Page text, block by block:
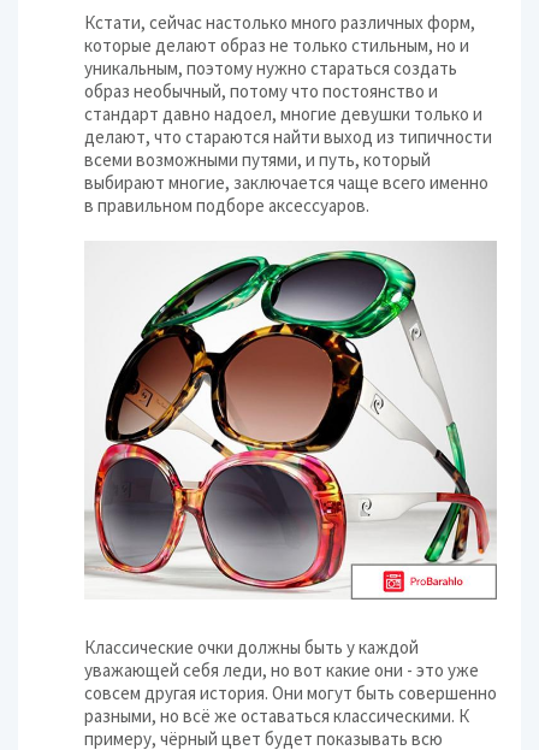
Кстати, сейчас настолько много различных форм,
которые делают образ не только стильным, но и
уникальным, поэтому нужно стараться создать
образ необычный, потому что постоянство и
стандарт давно надоел, многие девушки только и
делают, что стараются найти выход из типичности
всеми возможными путями, и путь, который
выбирают многие, заключается чаще всего именно
в правильном подборе аксессуаров.
Классические очки должны быть у каждой
уважающей себя леди, но вот какие они - это уже
совсем другая история. Они могут быть совершенно
разными, но всё же оставаться классическими. К
примеру, чёрный цвет будет показывать всю